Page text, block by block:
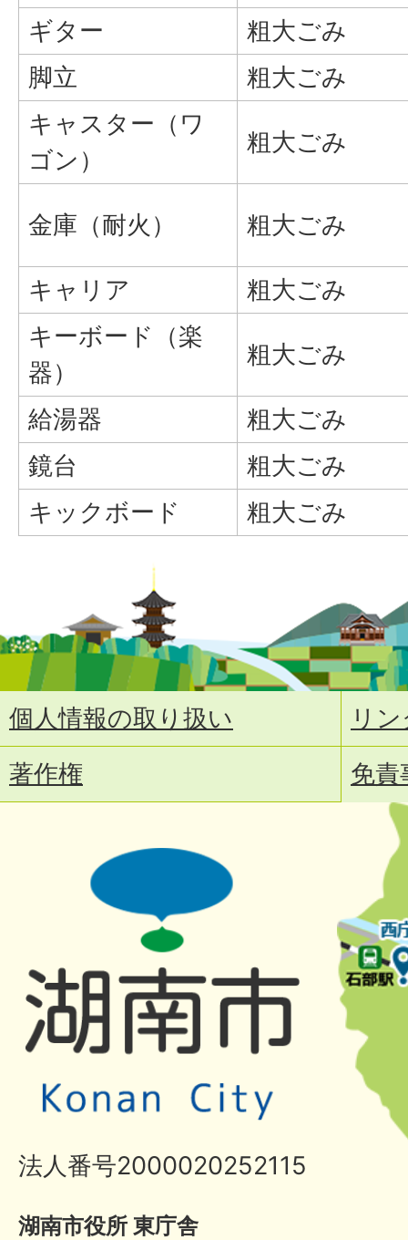
ギター
粗大ごみ
脚立
粗大ごみ
キャスター（ワ
ゴン）
粗大ごみ
金庫（耐火） 粗大ごみ
キャリア
粗大ごみ
キーボード（楽
器）
粗大ごみ
給湯器
粗大ごみ
鏡台
粗大ごみ
キックボード
粗大ごみ
個人情報の取り扱い
リ
著作権
免責
法人番号2000020252115
湖南市役所 東庁舎